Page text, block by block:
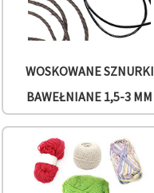
WOSKOWANE SZNURKI
BAWEŁNIANE 1,5-3 MM